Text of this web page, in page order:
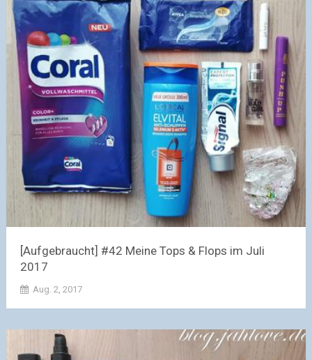
[Aufgebraucht] #42 Meine Tops & Flops im Juli
2017
Aug. 2, 2017